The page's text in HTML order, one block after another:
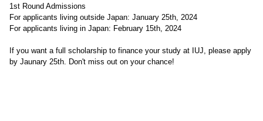
1st Round Admissions
For applicants living outside Japan: January 25th, 2024
For applicants living in Japan: February 15th, 2024
If you want a full scholarship to finance your study at IUJ, please apply
by Jaunary 25th. Don't miss out on your chance!